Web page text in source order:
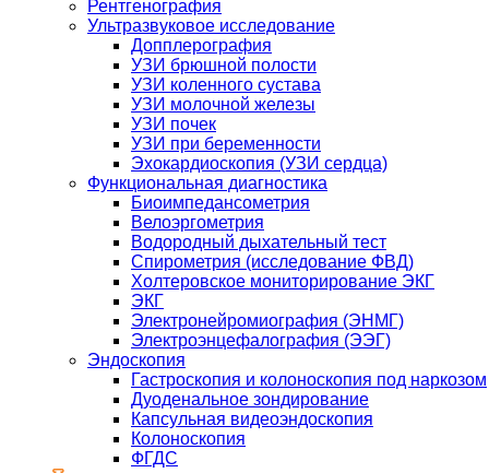
Рентгенография
Ультразвуковое исследование
Допплерография
УЗИ брюшной полости
УЗИ коленного сустава
УЗИ молочной железы
УЗИ почек
УЗИ при беременности
Эхокардиоскопия (УЗИ сердца)
Функциональная диагностика
Биоимпедансометрия
Велоэргометрия
Водородный дыхательный тест
Спирометрия (исследование ФВД)
Холтеровское мониторирование ЭКГ
ЭКГ
Электронейромиография (ЭНМГ)
Электроэнцефалография (ЭЭГ)
Эндоскопия
Гастроскопия и колоноскопия под наркозом
Дуоденальное зондирование
Капсульная видеоэндоскопия
Колоноскопия
ФГДС